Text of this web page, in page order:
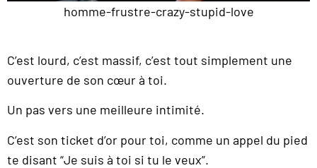
homme-frustre-crazy-stupid-love
C’est lourd, c’est massif, c’est tout simplement une
ouverture de son cœur à toi.
Un pas vers une meilleure intimité.
C’est son ticket d’or pour toi, comme un appel du pied
te disant “Je suis à toi si tu le veux”.